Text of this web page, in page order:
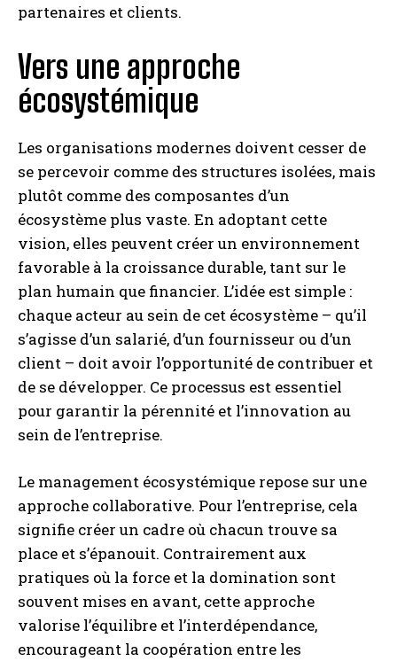
partenaires et clients.
Vers une approche
écosystémique
Les organisations modernes doivent cesser de
se percevoir comme des structures isolées, mais
plutôt comme des composantes d’un
écosystème plus vaste. En adoptant cette
vision, elles peuvent créer un environnement
favorable à la croissance durable, tant sur le
plan humain que financier. L’idée est simple :
chaque acteur au sein de cet écosystème – qu’il
s’agisse d’un salarié, d’un fournisseur ou d’un
client – doit avoir l’opportunité de contribuer et
de se développer. Ce processus est essentiel
pour garantir la pérennité et l’innovation au
sein de l’entreprise.
Le management écosystémique repose sur une
approche collaborative. Pour l’entreprise, cela
signifie créer un cadre où chacun trouve sa
place et s’épanouit. Contrairement aux
pratiques où la force et la domination sont
souvent mises en avant, cette approche
valorise l’équilibre et l’interdépendance,
encourageant la coopération entre les